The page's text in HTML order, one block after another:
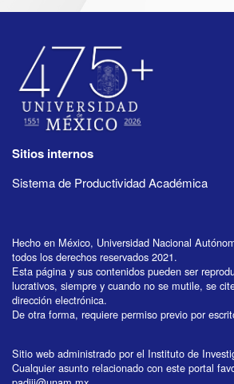
Sitios internos
Sistema de Productividad Académica
Hecho en México, Universidad Nacional
todos los derechos reservados 2021.
Esta página y sus contenidos pueden ser
lucrativos, siempre y cuando no se mutile, se
dirección electrónica.
De otra forma, requiere permiso previo por
Sitio web administrado por el Instituto de
Cualquier asunto relacionado con este portal